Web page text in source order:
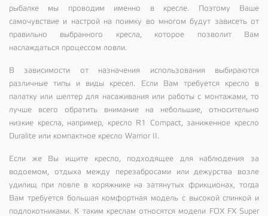
рыбалке мы проводим именно в кресле. Поэтому Ваше
самочувствие и настрой на поимку во многом будут зависеть от
правильно выбранного кресла, которое позволит Вам
наслаждаться процессом ловли.
В зависимости от назначения использования выбираются
различные типы и виды кресел. Если Вам требуется кресло в
палатку или шелтер для насаживания или работы с монтажами, то
лучше всего обратить внимание на небольшие, относительно
низкие кресла, например, кресло R1 Compact, заниженное кресло
Duralite или компактное кресло Warrior II.
Если же Вы ищите кресло, подходящее для наблюдения за
водоемом, отдыха между перезабросами или дежурства возле
удилищ при ловле в коряжнике на затянутых фрикционах, тогда
Вам требуется большая комфортная модель с высокой спинкой и
подлокотниками. К таким креслам относятся модели FOX FX Super